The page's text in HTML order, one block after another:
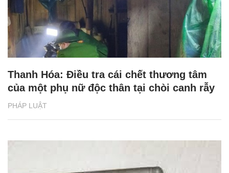
PHÁP LUẬT
Thanh Hóa: Điều tra cái chết thương tâm
của một phụ nữ độc thân tại chòi canh rẫy